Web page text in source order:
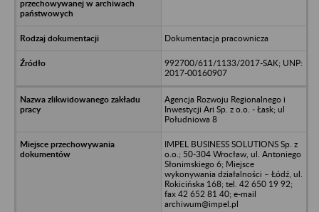
Dokumentacja pracownicza
992700/611/1133/2017-SAK; UNP:
2017-00160907
Agencja Rozwoju Regionalnego i
Inwestycji Ari Sp. z o.o. - Łask; ul
Południowa 8
IMPEL BUSINESS SOLUTIONS Sp. z
o.o.; 50-304 Wrocław, ul. Antoniego
Słonimskiego 6; Miejsce
wykonywania działalności – Łódź, ul.
Rokicińska 168; tel. 42 650 19 92;
fax 42 652 81 40; e-mail
archiwum@impel.pl